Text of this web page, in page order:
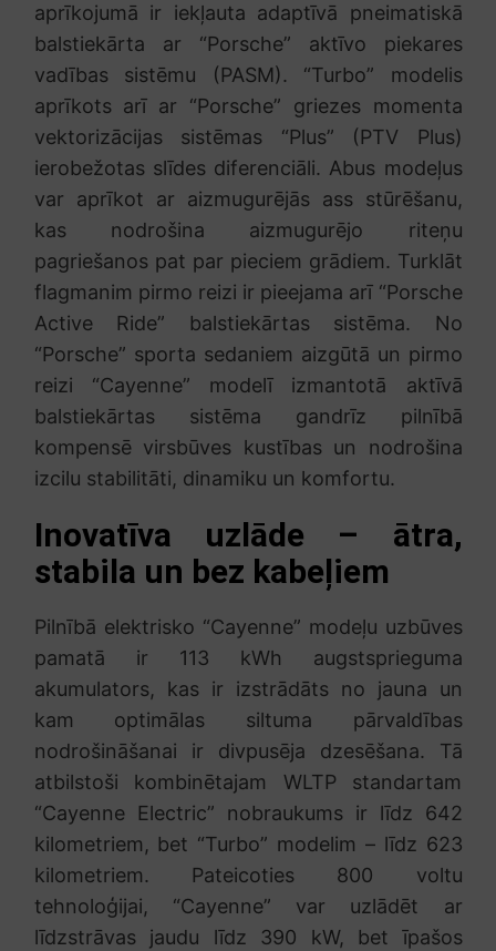
aprīkojumā ir iekļauta adaptīvā pneimatiskā
balstiekārta ar “Porsche” aktīvo piekares
vadības sistēmu (PASM). “Turbo” modelis
aprīkots arī ar “Porsche” griezes momenta
vektorizācijas sistēmas “Plus” (PTV Plus)
ierobežotas slīdes diferenciāli. Abus modeļus
var aprīkot ar aizmugurējās ass stūrēšanu,
kas nodrošina aizmugurējo riteņu
pagriešanos pat par pieciem grādiem. Turklāt
flagmanim pirmo reizi ir pieejama arī “Porsche
Active Ride” balstiekārtas sistēma. No
“Porsche” sporta sedaniem aizgūtā un pirmo
reizi “Cayenne” modelī izmantotā aktīvā
balstiekārtas sistēma gandrīz pilnībā
kompensē virsbūves kustības un nodrošina
izcilu stabilitāti, dinamiku un komfortu.
Inovatīva uzlāde – ātra,
stabila un bez kabeļiem
Pilnībā elektrisko “Cayenne” modeļu uzbūves
pamatā ir 113 kWh augstsprieguma
akumulators, kas ir izstrādāts no jauna un
kam optimālas siltuma pārvaldības
nodrošināšanai ir divpusēja dzesēšana. Tā
atbilstoši kombinētajam WLTP standartam
“Cayenne Electric” nobraukums ir līdz 642
kilometriem, bet “Turbo” modelim – līdz 623
kilometriem. Pateicoties 800 voltu
tehnoloģijai, “Cayenne” var uzlādēt ar
līdzstrāvas jaudu līdz 390 kW, bet īpašos